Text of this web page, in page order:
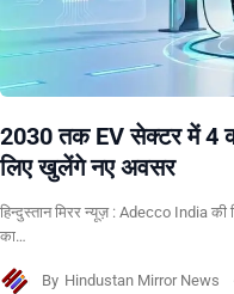
2030 तक EV सेक्टर में 4
लिए खुलेंगे नए अवसर
हिन्दुस्तान मिरर न्यूज़ : Adecco India की
का…
By Hindustan Mirror News